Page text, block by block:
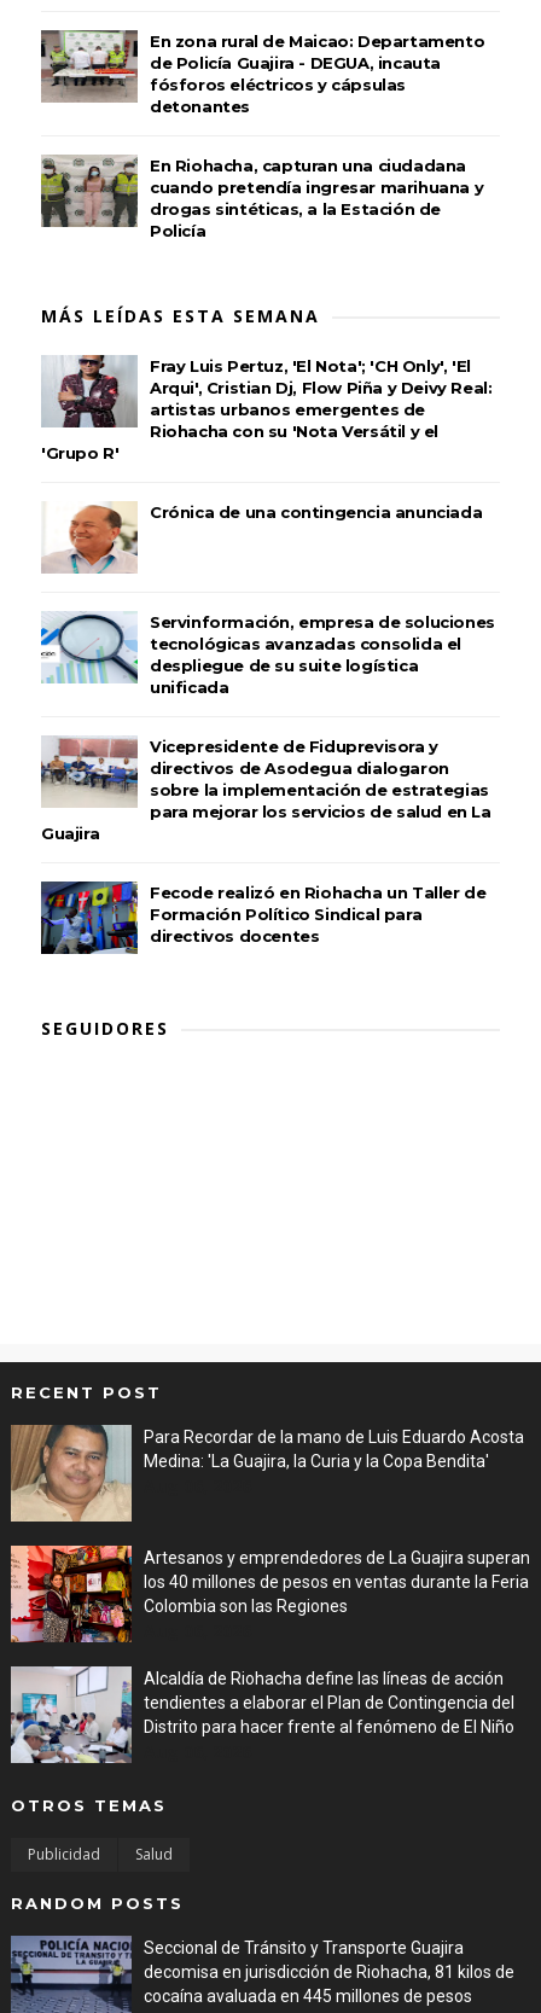
En zona rural de Maicao: Departamento
de Policía Guajira - DEGUA, incauta
fósforos eléctricos y cápsulas
detonantes
En Riohacha, capturan una ciudadana
cuando pretendía ingresar marihuana y
drogas sintéticas, a la Estación de
Policía
MÁS LEÍDAS ESTA SEMANA
Fray Luis Pertuz, 'El Nota'; 'CH Only', 'El
Arqui', Cristian Dj, Flow Piña y Deivy Real:
artistas urbanos emergentes de
Riohacha con su 'Nota Versátil y el
'Grupo R'
Crónica de una contingencia anunciada
Servinformación, empresa de soluciones
tecnológicas avanzadas consolida el
despliegue de su suite logística
unificada
Vicepresidente de Fiduprevisora y
directivos de Asodegua dialogaron
sobre la implementación de estrategias
para mejorar los servicios de salud en La
Guajira
Fecode realizó en Riohacha un Taller de
Formación Político Sindical para
directivos docentes
SEGUIDORES
RECENT POST
Para Recordar de la mano de Luis Eduardo Acosta
Medina: 'La Guajira, la Curia y la Copa Bendita'
Artesanos y emprendedores de La Guajira superan
los 40 millones de pesos en ventas durante la Feria
Colombia son las Regiones
Alcaldía de Riohacha define las líneas de acción
tendientes a elaborar el Plan de Contingencia del
Distrito para hacer frente al fenómeno de El Niño
OTROS TEMAS
Publicidad Salud
RANDOM POSTS
Seccional de Tránsito y Transporte Guajira
decomisa en jurisdicción de Riohacha, 81 kilos de
cocaína avaluada en 445 millones de pesos